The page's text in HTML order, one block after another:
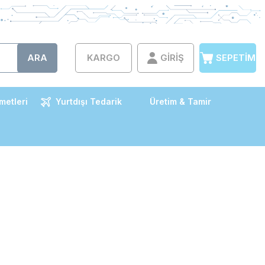
ARA KARGO GIRIŞ SEPETIM
Yurtdışı Tedarik Üretim & Tamir